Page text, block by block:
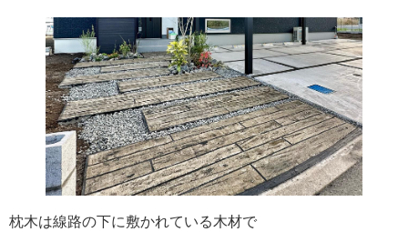
枕木は線路の下に敷かれている木材で